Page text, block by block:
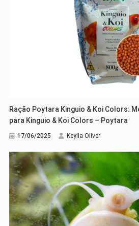
Ração Poytara Kinguio & Koi Colors: Melhor ração de 2025
para Kinguio & Koi Colors – Poytara
17/06/2025 Keylla Oliver